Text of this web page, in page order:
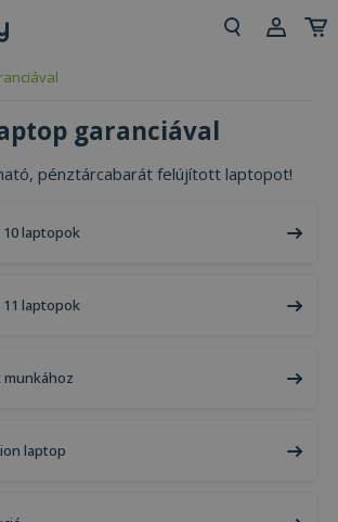
garanciával
pénztárcabarát felújított laptopot!
laptopok
laptopok
laptop